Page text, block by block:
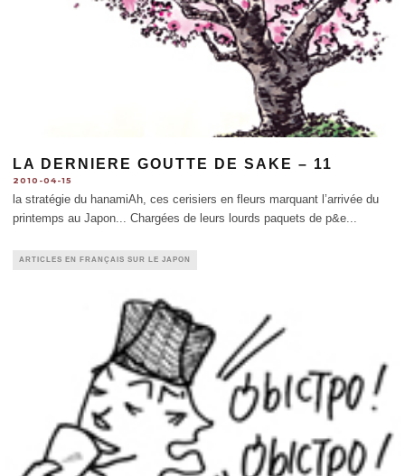
LA DERNIERE GOUTTE DE SAKE – 11
2010-04-15
la stratégie du hanamiAh, ces cerisiers en fleurs marquant l’arrivée du
printemps au Japon... Chargées de leurs lourds paquets de p&e...
ARTICLES EN FRANÇAIS SUR LE JAPON